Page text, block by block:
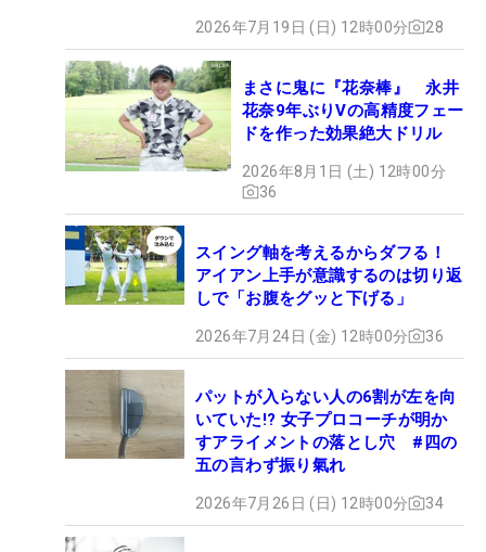
2026年7月19日 (日) 12時00分 28
まさに鬼に『花奈棒』 永井
花奈9年ぶりVの高精度フェー
ドを作った効果絶大ドリル
2026年8月1日 (土) 12時00分
36
スイング軸を考えるからダフる！
アイアン上手が意識するのは切り返
しで「お腹をグッと下げる」
2026年7月24日 (金) 12時00分 36
パットが入らない人の6割が左を向
いていた!? 女子プロコーチが明か
すアライメントの落とし穴 #四の
五の言わず振り氣れ
2026年7月26日 (日) 12時00分 34